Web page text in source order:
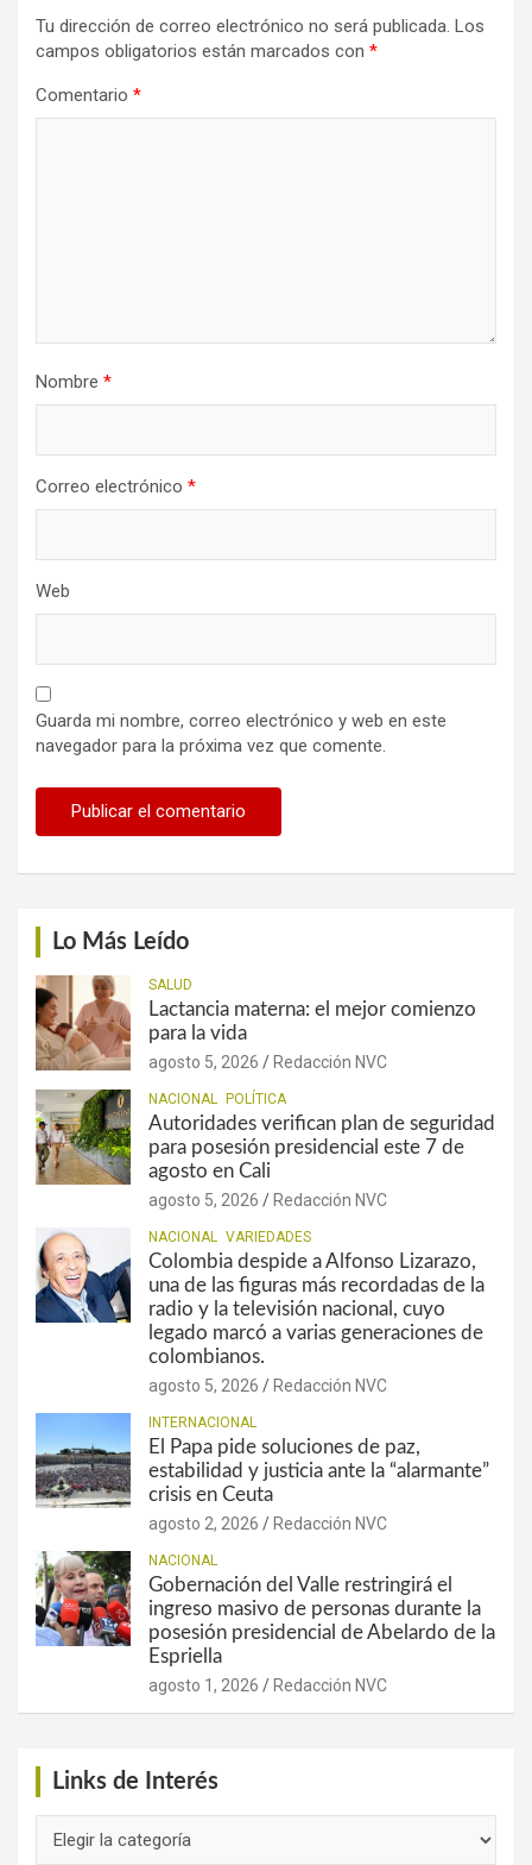
Tu dirección de correo electrónico no será publicada. Los
campos obligatorios están marcados con *
Comentario *
Nombre *
Correo electrónico *
Web
Guarda mi nombre, correo electrónico y web en este
navegador para la próxima vez que comente.
Lo Más Leído
SALUD
Lactancia materna: el mejor comienzo
para la vida
agosto 5, 2026 Redacción NVC
NACIONAL POLÍTICA
Autoridades verifican plan de seguridad
para posesión presidencial este 7 de
agosto en Cali
agosto 5, 2026 Redacción NVC
NACIONAL VARIEDADES
Colombia despide a Alfonso Lizarazo,
una de las figuras más recordadas de la
radio y la televisión nacional, cuyo
legado marcó a varias generaciones de
colombianos.
agosto 5, 2026 Redacción NVC
INTERNACIONAL
El Papa pide soluciones de paz,
estabilidad y justicia ante la “alarmante”
crisis en Ceuta
agosto 2, 2026 Redacción NVC
NACIONAL
Gobernación del Valle restringirá el
ingreso masivo de personas durante la
posesión presidencial de Abelardo de la
Espriella
agosto 1, 2026 Redacción NVC
Links de Interés